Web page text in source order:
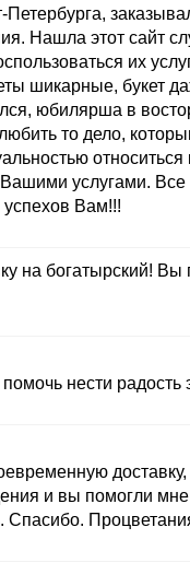
Нашла этот сайт
их
шикарные, букет
юбилярша в
то дело,
Вашими услугами.
успехов Вам!!!
на богатырский! Вы
нести
доставку,
и вы помогли
Спасибо.